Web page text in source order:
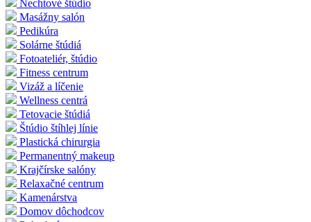
Nechtové štúdio
Masážny salón
Pedikúra
Solárne štúdiá
Fotoateliér, štúdio
Fitness centrum
Vizáž a líčenie
Wellness centrá
Tetovacie štúdiá
Štúdio štíhlej línie
Plastická chirurgia
Permanentný makeup
Krajčírske salóny
Relaxačné centrum
Kamenárstva
Domov dôchodcov